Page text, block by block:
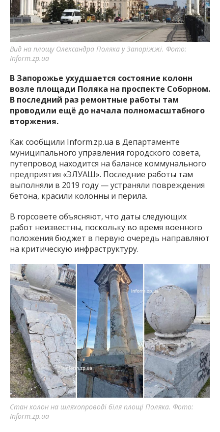
Вид на площу Олександра Поляка у Запоріжжі. Фото:
Inform.zp.ua
В Запорожье ухудшается состояние колонн
возле площади Поляка на проспекте Соборном.
В последний раз ремонтные работы там
проводили ещё до начала полномасштабного
вторжения.
Как сообщили Inform.zp.ua в Департаменте
муниципального управления городского совета,
путепровод находится на балансе коммунального
предприятия «ЭЛУАШ». Последние работы там
выполняли в 2019 году — устраняли повреждения
бетона, красили колонны и перила.
В горсовете объясняют, что даты следующих
работ неизвестны, поскольку во время военного
положения бюджет в первую очередь направляют
на критическую инфраструктуру.
Стан колон на шляхопроводі біля площі Поляка. Фото:
Inform.zp.ua